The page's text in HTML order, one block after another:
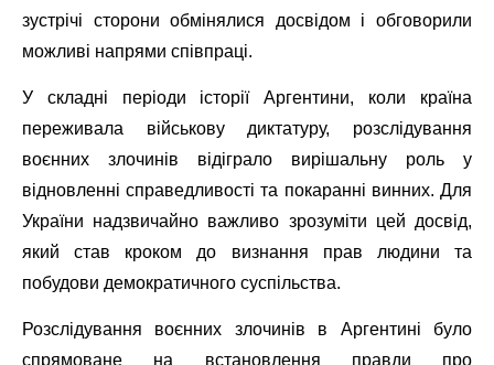
зустрічі сторони обмінялися досвідом і обговорили
можливі напрями співпраці.
У складні періоди історії Аргентини, коли країна
переживала військову диктатуру, розслідування
воєнних злочинів відіграло вирішальну роль у
відновленні справедливості та покаранні винних. Для
України надзвичайно важливо зрозуміти цей досвід,
який став кроком до визнання прав людини та
побудови демократичного суспільства.
Розслідування воєнних злочинів в Аргентині було
спрямоване на встановлення правди про